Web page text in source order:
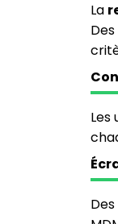
La
Des
Les